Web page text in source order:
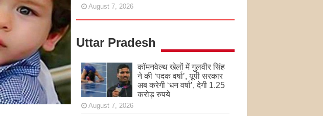
August 7, 2026
Uttar Pradesh
कॉमनवेल्थ खेलों में गुलवीर सिंह
ने की ‘पदक वर्षा’, यूपी सरकार
अब करेगी ‘धन वर्षा’, देगी 1.25
करोड़ रुपये
August 7, 2026